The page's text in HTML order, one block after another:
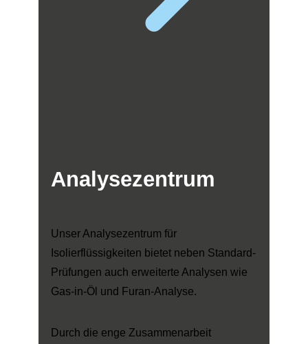
Analysezentrum
Unser Analysezentrum für
Isolierflüssigkeiten bietet neben Standard-
Prüfungen auch erweiterte Analysen wie
Gas-in-Öl und Furan-Analyse.
Durch die enge Zusammenarbeit